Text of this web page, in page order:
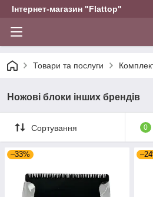
Інтернет-магазин "Flattop"
Товари та послуги
Ножові блоки інших брендів
Сортування 0
–33%